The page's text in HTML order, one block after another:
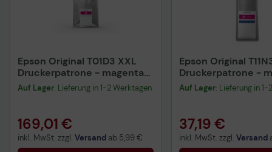
Epson Original T01D3 XXL
Druckerpatrone - magenta
(C13T01D300)
Auf Lager: Lieferung in 1-2 Werktagen
169,01 €
inkl. MwSt. zzgl. Versand ab 5,99 €
Epson Original
Druckerpatrone -
(C13T11N340)
Auf Lager: Lieferung in
37,19 €
inkl. MwSt. zzgl. Versand